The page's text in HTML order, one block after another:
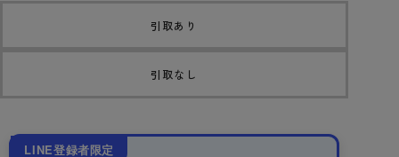
引取あり
引取なし
LINE登録者限定